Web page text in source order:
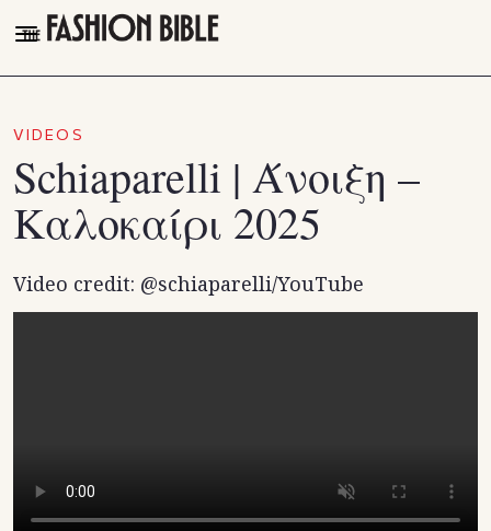
THE FASHION BIBLE
FASHION
BEAUTY
TALK OF THE TOWN
VIDEOS
TikTok
VIDEOS
Schiaparelli | Άνοιξη –
Καλοκαίρι 2025
Video credit: @schiaparelli/YouTube